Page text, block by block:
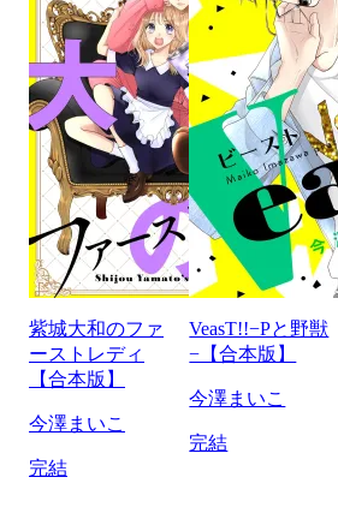
紫城大和のファ
ーストレディ
【合本版】
今澤まいこ
完結
VeasT!!−Pと野獣
−【合本版】
今澤まいこ
完結